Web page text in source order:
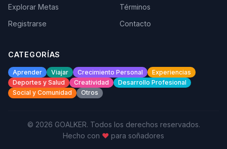
Explorar Metas
Registrarse
Términos
Contacto
CATEGORÍAS
Aprender Viajar Crecimiento Personal
Experiencias
Deportes y Salud
Creatividad
Desarrollo Profesional
Social y Comunidad
Otros
© 2026 GOALKER. Todos los derechos reservados.
Hecho con ♥ para soñadores